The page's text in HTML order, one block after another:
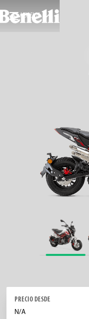
MODELOS
PRECIO DESDE
N/A